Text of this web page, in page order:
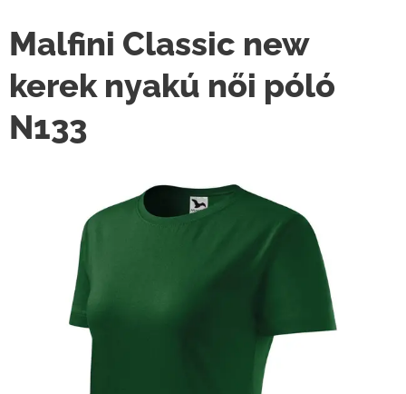
Malfini Classic new
kerek nyakú női póló
N133